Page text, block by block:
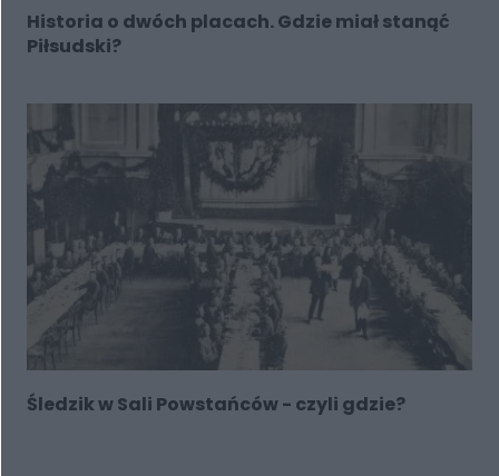
Historia o dwóch placach. Gdzie miał stanąć
Piłsudski?
Śledzik w Sali Powstańców - czyli gdzie?